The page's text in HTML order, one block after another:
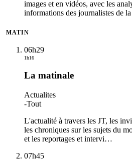
images et en vidéos, avec les
informations des journalistes de
MATIN
06h29
1h16
La matinale
Actualites
-Tout
L'actualité à travers les JT, les
les chroniques sur les sujets du
et les reportages et intervi…
07h45